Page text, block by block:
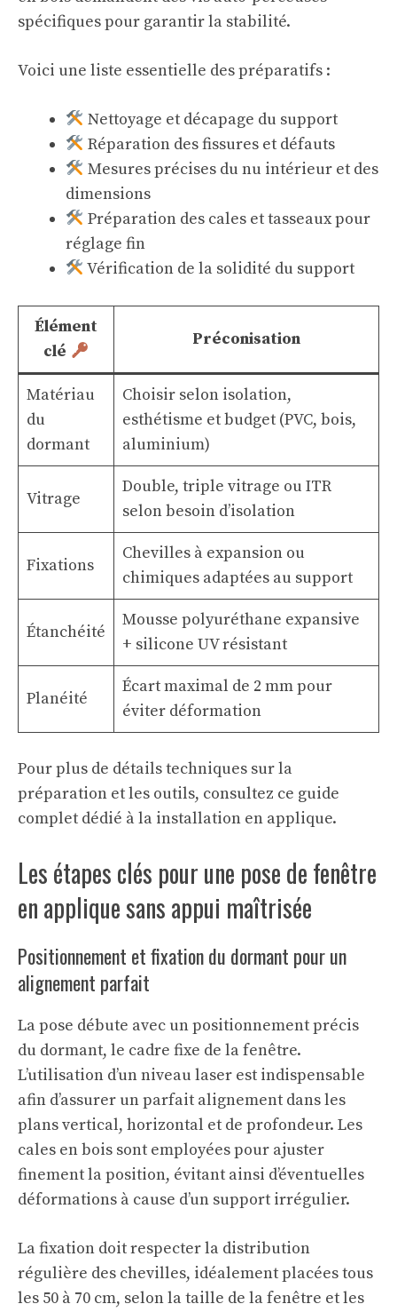
spécifiques pour garantir la stabilité.
Voici une liste essentielle des préparatifs :
Nettoyage et décapage du support
Réparation des fissures et défauts
Mesures précises du nu intérieur et des
dimensions
Préparation des cales et tasseaux pour
réglage fin
Vérification de la solidité du support
Élément
clé
Préconisation
Matériau
du
dormant
Choisir selon isolation,
esthétisme et budget (PVC, bois,
aluminium)
Vitrage
Double, triple vitrage ou ITR
selon besoin d’isolation
Fixations
Chevilles à expansion ou
chimiques adaptées au support
Étanchéité
Mousse polyuréthane expansive
+ silicone UV résistant
Planéité
Écart maximal de 2 mm pour
éviter déformation
Pour plus de détails techniques sur la
préparation et les outils, consultez ce guide
complet dédié à la installation en applique.
Les étapes clés pour une pose de fenêtre
en applique sans appui maîtrisée
Positionnement et fixation du dormant pour un
alignement parfait
La pose débute avec un positionnement précis
du dormant, le cadre fixe de la fenêtre.
L’utilisation d’un niveau laser est indispensable
afin d’assurer un parfait alignement dans les
plans vertical, horizontal et de profondeur. Les
cales en bois sont employées pour ajuster
finement la position, évitant ainsi d’éventuelles
déformations à cause d’un support irrégulier.
La fixation doit respecter la distribution
régulière des chevilles, idéalement placées tous
les 50 à 70 cm, selon la taille de la fenêtre et les